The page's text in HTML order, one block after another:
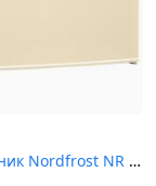
Холодильник Nordfrost NR 506 E бежевый (однокамерный)